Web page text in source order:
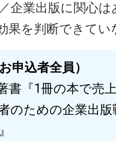
企業出版に関心
果を判断できてい
申込者全員）
書『1冊の本で売
のための企業出